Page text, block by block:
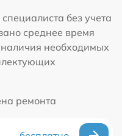
без учета
среднее время
необходимых
ремонта